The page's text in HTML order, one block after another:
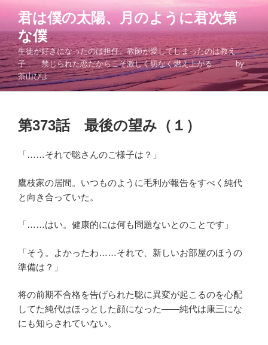
テ
ン
ツ
へ
ス
君は僕の太陽、月のように君次第
な僕
生徒が好きになったのは担任。教師が愛してしまったのは教え
子……禁じられた恋だからこそ激しく切なく燃え上がる…… by
茶山ぴよ
投
稿
第373話 最後の望み（１）
「……それで聡さんのご様子は？」
鷹枝家の居間。いつものように毛利が報告をすべく純代
と向き合っていた。
「……はい。健康的には何も問題ないとのことです」
「そう。よかったわ……それで、新しいお部屋のほうの
準備は？」
将の前期不合格を告げられた聡に異変が起こるのを心配
してた純代はほっとした顔になった――純代は康三にな
にも知らされていない。